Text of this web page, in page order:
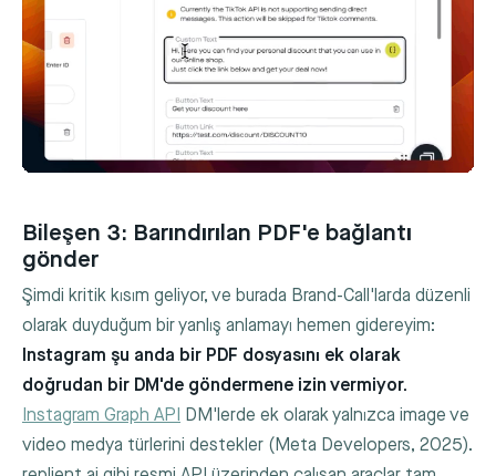
Bileşen 3: Barındırılan PDF'e bağlantı
gönder
Şimdi kritik kısım geliyor, ve burada Brand-Call'larda düzenli
olarak duyduğum bir yanlış anlamayı hemen gidereyim:
Instagram şu anda bir PDF dosyasını ek olarak
doğrudan bir DM'de göndermene izin vermiyor.
Instagram Graph API
DM'lerde ek olarak yalnızca image ve
video medya türlerini destekler (Meta Developers, 2025).